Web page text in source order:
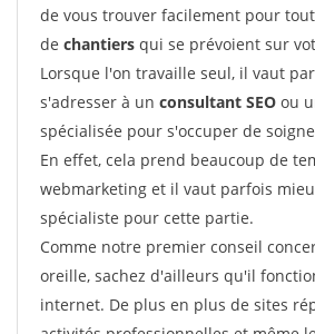
de vous trouver facilement pour
de chantiers qui se prévoient sur
Lorsque l'on travaille seul, il vaut
s'adresser à un consultant SEO ou
spécialisée pour s'occuper de
En effet, cela prend beaucoup de
webmarketing et il vaut parfois
spécialiste pour cette partie.
Comme notre premier conseil
oreille, sachez d'ailleurs qu'il
internet. De plus en plus de sites